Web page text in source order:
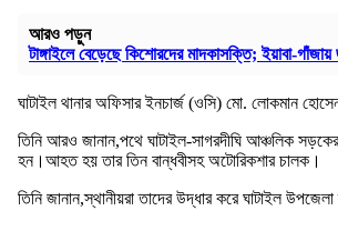
আরও পড়ুন
টাঙ্গাইলে বেড়েছে কিশোরদের মাদকাসক্তি; ইয়াবা-
ঘাটাইল থানার অফিসার ইনচার্জ (ওসি) মো. লোকমান
তিনি আরও জানান,পথে ঘাটাইল-সাগরদীঘি আঞ্চলিক
হন।আহত হয় তার তিন বান্ধবীসহ অটোরিকশার চালক।
তিনি জানান,স্থানীয়রা তাদের উদ্ধার করে ঘাটাইল